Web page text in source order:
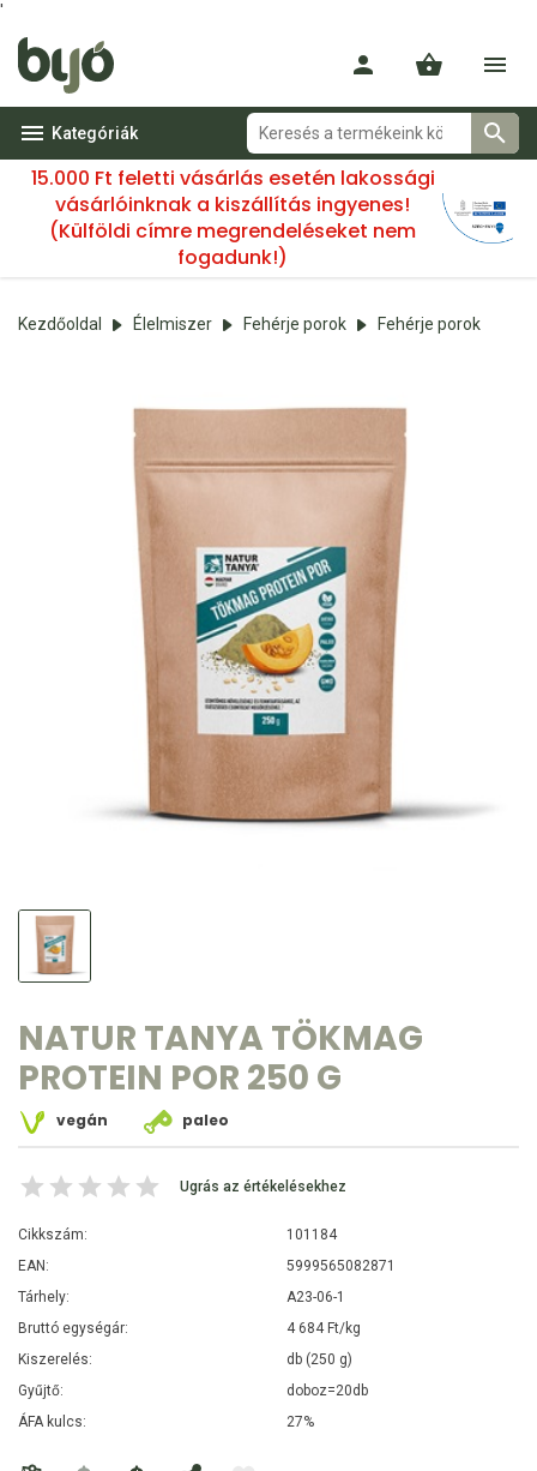
'
Kategóriák
15.000 Ft feletti vásárlás esetén lakossági
vásárlóinknak a kiszállítás ingyenes!
(Külföldi címre megrendeléseket nem
fogadunk!)
Kezdőoldal Élelmiszer Fehérje porok Fehérje porok
NATUR TANYA TÖKMAG
PROTEIN POR 250 G
vegán paleo
Ugrás az értékelésekhez
Cikkszám:
101184
EAN:
5999565082871
Tárhely:
A23-06-1
Bruttó egységár:
4 684 Ft/kg
Kiszerelés:
db (250 g)
Gyűjtő:
doboz=20db
ÁFA kulcs:
27%